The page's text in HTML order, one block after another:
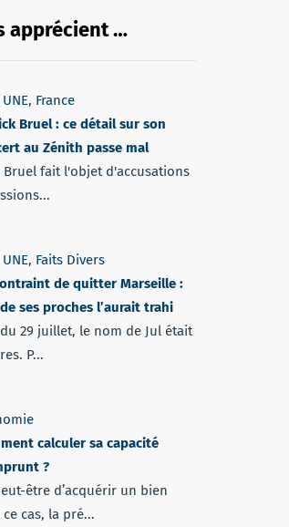
apprécient …
, France
Bruel : ce détail sur son
au Zénith passe mal
Bruel fait l'objet d'accusations
, Faits Divers
de quitter Marseille :
ses proches l’aurait trahi
29 juillet, le nom de Jul était
P...
calculer sa capacité
?
être d’acquérir un bien
cas, la pré...